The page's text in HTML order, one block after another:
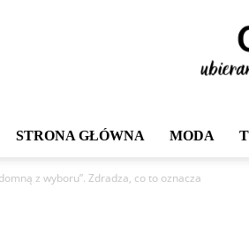
STRONA GŁÓWNA MODA
z wyboru”. Zdradza, co to oznacza